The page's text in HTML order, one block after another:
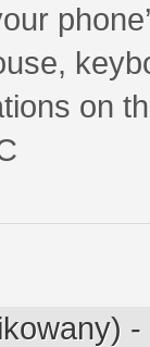
on
-